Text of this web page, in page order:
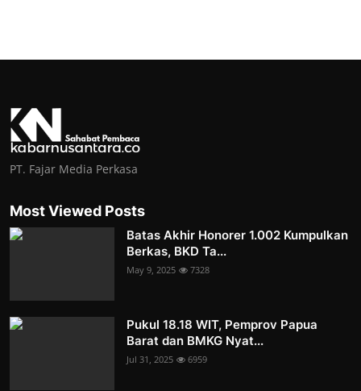
PT. Fajar Media Perkasa
Most Viewed Posts
Batas Akhir Honorer 1.002 Kumpulkan
Berkas, BKD Ta...
May 9, 2025 7328
Pukul 18.18 WIT, Pemprov Papua
Barat dan BMKG Nyat...
Jul 31, 2025 6959